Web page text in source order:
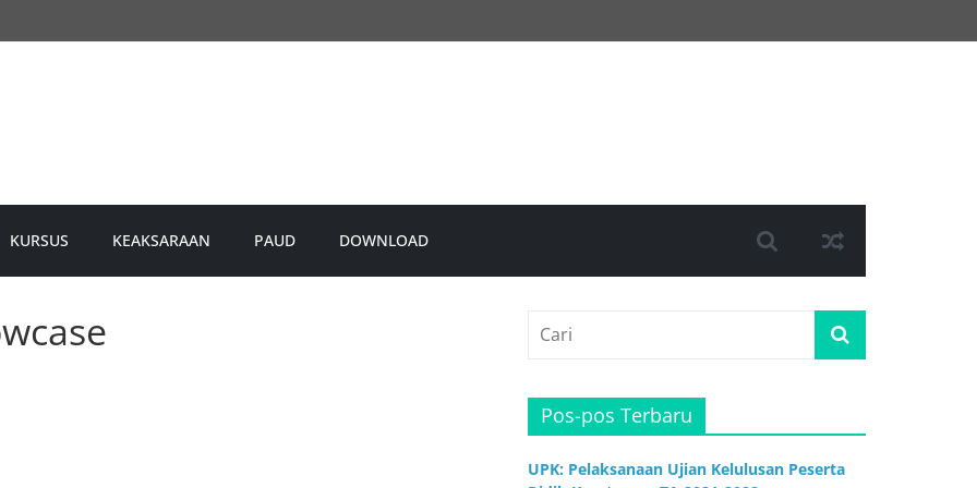
KURSUS KEAKSARAAN PAUD DOWNLOAD
Pos-pos Terbaru
UPK: Pelaksanaan Ujian Kelulusan Peserta